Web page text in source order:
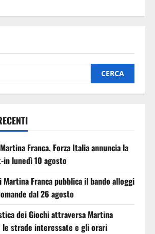
Franca, Forza Italia annuncia la
lunedì 10 agosto
Martina Franca pubblica il bando alloggi
dal 26 agosto
dei Giochi attraversa Martina
le strade interessate e gli orari